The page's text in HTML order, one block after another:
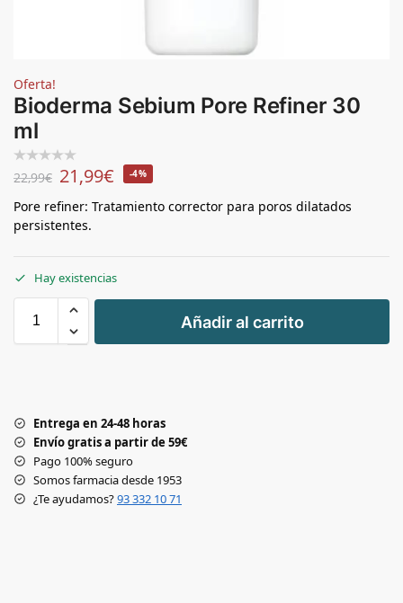
Oferta!
Bioderma Sebium Pore Refiner 30
ml
22,99€ 21,99€ -4%
Pore refiner: Tratamiento corrector para poros dilatados
persistentes.
Hay existencias
+
-
Añadir al carrito
Entrega en 24-48 horas
Envío gratis a partir de 59€
Pago 100% seguro
Somos farmacia desde 1953
¿Te ayudamos?93 332 10 71